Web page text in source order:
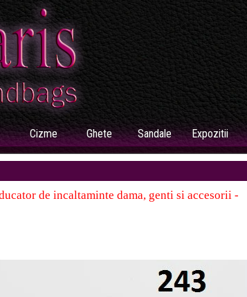
Cizme Ghete Sandale Expozitii
de incaltaminte dama, genti si accesorii -